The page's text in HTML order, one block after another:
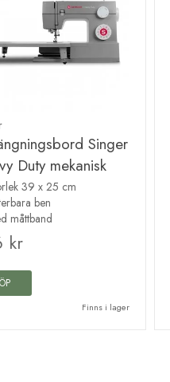
Singer
Duty mekanisk
39 x 25 cm
ben
måttband
kr
Finns i lager